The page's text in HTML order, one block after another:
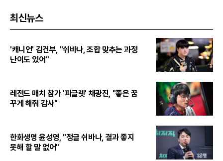
최신뉴스
'캐니언' 김건부, "쉬바나, 조합 맞추는 과정
난이도 있어"
레전드 매치 참가 '피글렛' 채광진, "좋은 꿈
꾸게 해줘 감사"
한화생명 윤성영, "정글 쉬바나, 결과 좋지
못해 할 말 없어"